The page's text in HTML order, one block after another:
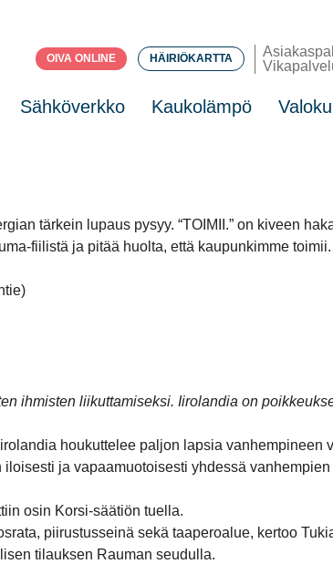
OIVA ONLINE HÄIRIÖKARTTA
Sähköverkko Kaukolämpö
tärkein lupaus pysyy. “TOIMII.” on kiveen
fiilistä ja pitää huolta, että kaupunkimme
ihmisten liikuttamiseksi. Iirolandia on
houkuttelee paljon lapsia vanhempineen
ja vapaamuotoisesti yhdessä
osin Korsi-säätiön tuella.
piirustusseinä sekä taaperoalue, kertoo
tilauksen Rauman seudulla.